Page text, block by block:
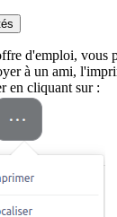
d'emploi, vous
à un ami,
en cliquant sur :